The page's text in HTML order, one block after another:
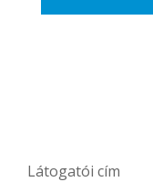
Látogatói cím